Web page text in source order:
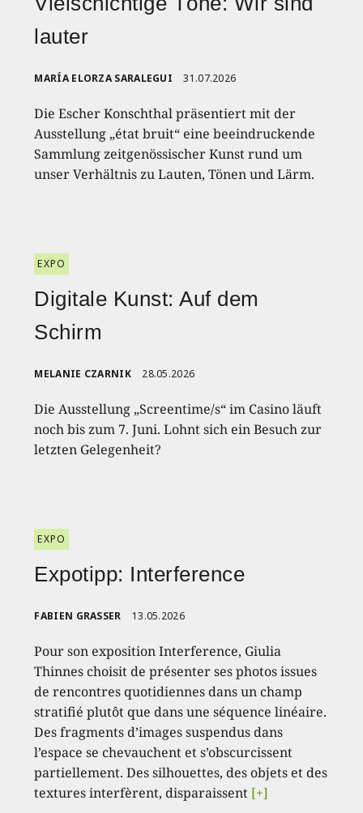
lauter
MARÍA ELORZA SARALEGUI 31.07.2026
Die Escher Konschthal präsentiert mit der
Ausstellung „état bruit“ eine beeindruckende
Sammlung zeitgenössischer Kunst rund um
unser Verhältnis zu Lauten, Tönen und Lärm.
EXPO
Digitale Kunst: Auf dem
Schirm
MELANIE CZARNIK 28.05.2026
Die Ausstellung „Screentime/s“ im Casino läuft
noch bis zum 7. Juni. Lohnt sich ein Besuch zur
letzten Gelegenheit?
EXPO
Expotipp: Interference
FABIEN GRASSER 13.05.2026
Pour son exposition Interference, Giulia
Thinnes choisit de présenter ses photos issues
de rencontres quotidiennes dans un champ
stratifié plutôt que dans une séquence linéaire.
Des fragments d’images suspendus dans
l’espace se chevauchent et s’obscurcissent
partiellement. Des silhouettes, des objets et des
textures interfèrent, disparaissent [+]